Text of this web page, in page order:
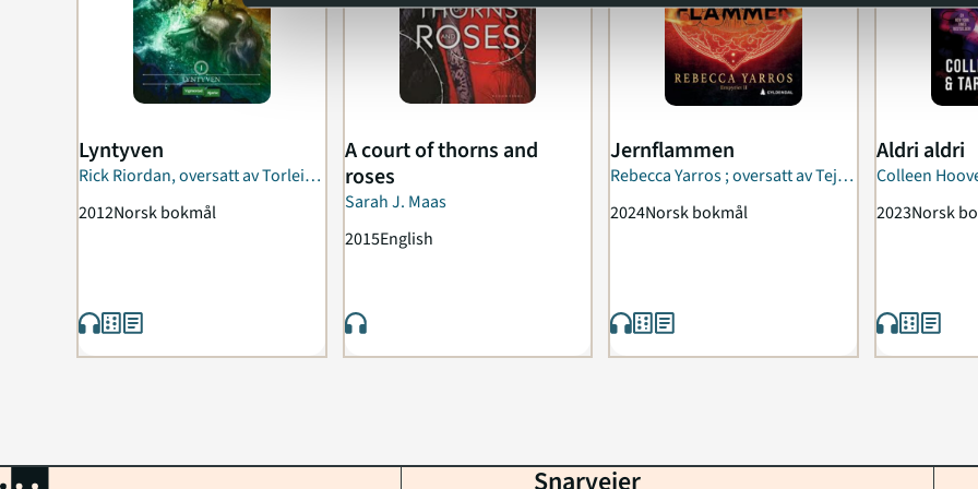
Lyntyven
Rick Riordan, oversatt av Torleif
Sjøgren-Erichsen
2012Norsk bokmål
A court of thorns and
roses
Sarah J. Maas
2015English
Jernflammen
Rebecca Yarros ; oversatt av Teje
2024Norsk bokmål
Aldri aldri
Colleen
oversatt av
2023Norsk